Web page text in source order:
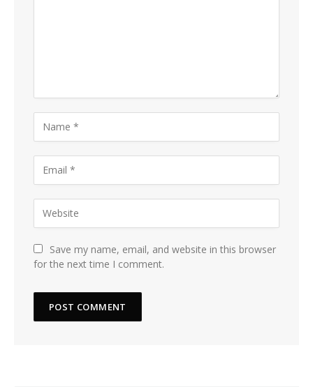
Save my name, email, and website in this browser
for the next time I comment.